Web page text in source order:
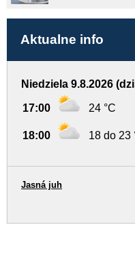
Aktualne info
Niedziela 9.8.2026
17:00 24 °C
18:00 18 do 23
Jasná juh